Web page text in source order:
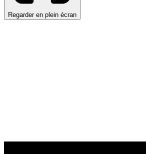
Regarder en plein écran